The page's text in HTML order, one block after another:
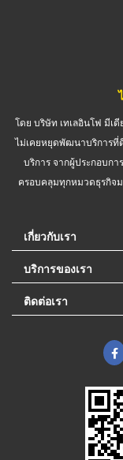
โดย บริษัท เทเลอินโฟ มีเ
ไม่เคยหยุดพัฒนาบริการที่
บริการ จากผู้ประกอบก
ครอบคลุมทุกหมวดธุรกิจ
เกี่ยวกับเรา
บริการของเรา
ติดต่อเรา